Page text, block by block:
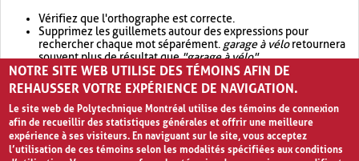
Vérifiez que l'orthographe est correcte.
Supprimez les guillemets autour des expressions pour
rechercher chaque mot séparément. garage à véloretournera
souvent plus de résultat que"garage à vélo".
Envisagez d'élargir votre recherche avec OR.garage OR vélo
retournera souvent plus de résultat quegarage à vélo
NOTRE SITE WEB UTILISE DES TÉMOINS AFIN DE
REHAUSSER VOTRE EXPÉRIENCE DE NAVIGATION.
Le site web de Polytechnique Montréal utilise des témoins de connexion
afin de recueillir des statistiques générales et offrir une meilleure
expérience à ses visiteurs. En naviguant sur le site, vous acceptez
l’utilisation de ces témoins selon les modalités spécifiées aux conditions